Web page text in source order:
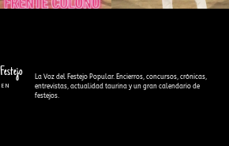
La Voz del Festejo Popular. Encierros, concursos, crónicas,
entrevistas, actualidad taurina y un gran calendario de
festejos.